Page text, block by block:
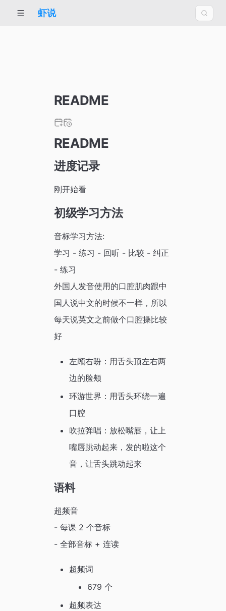
虾说
README
README
进度记录
刚开始看
初级学习方法
音标学习方法:
学习 - 练习 - 回听 - 比较 - 纠正
- 练习
外国人发音使用的口腔肌肉跟中
国人说中文的时候不一样，所以
每天说英文之前做个口腔操比较
好
左顾右盼：用舌头顶左右两
边的脸颊
环游世界：用舌头环绕一遍
口腔
吹拉弹唱：放松嘴唇，让上
嘴唇跳动起来，发的啦这个
音，让舌头跳动起来
语料
超频音
- 每课 2 个音标
- 全部音标 + 连读
超频词
679 个
超频表达